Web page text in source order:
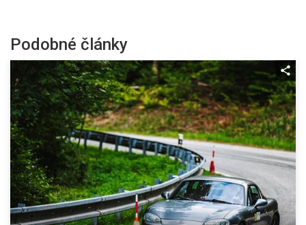
Podobné články